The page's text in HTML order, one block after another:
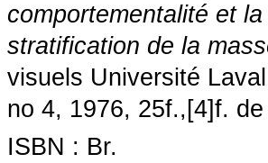
comportementalité et
stratification de la
visuels Université
no 4, 1976, 25f.,[4]f.
ISBN : Br.